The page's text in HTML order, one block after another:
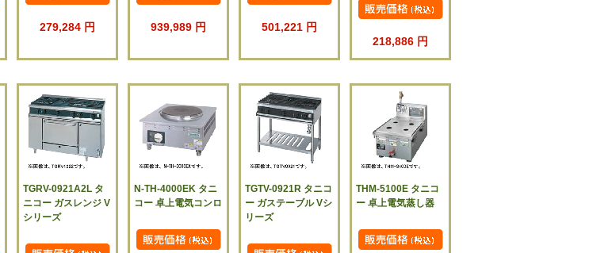
279,284 円 939,989 円 501,221 円
218,886 円
TGRV-0921A2L タ
ニコー ガスレンジ V
シリーズ
N-TH-4000EK タニ
コー 卓上電気コンロ
TGTV-0921R タニコ
ー ガステーブル Vシ
リーズ
THM-5100E タニコ
ー 卓上電気蒸し器